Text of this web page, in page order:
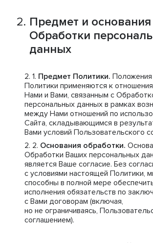
Предмет и основания
Обработки
данных
Предмет Политики.
Политики применяются к
Нами и Вами, связанным с
персональных данных в рамках
между Нами отношений по
Сайта, складывающимся в
Вами условий Пользовательского
Основания обработки.
Обработки Ваших персональных
является Ваше согласие. Без
с условиями настоящей Политики,
способны в полной мере
исполнения обязательств по
с Вами договорам (включая,
но не ограничиваясь,
соглашением).